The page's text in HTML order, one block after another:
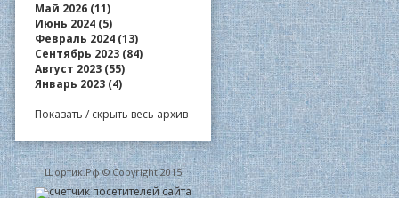
Май 2026 (11)
Июнь 2024 (5)
Февраль 2024 (13)
Сентябрь 2023 (84)
Август 2023 (55)
Январь 2023 (4)
Показать / скрыть весь архив
Шортик.Рф © Copyright 2015